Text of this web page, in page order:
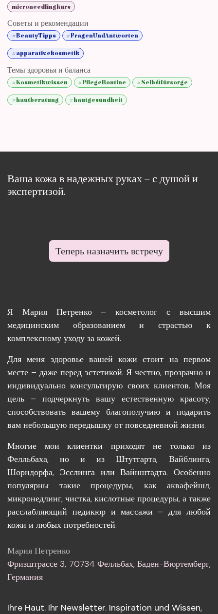
microneedlingkurs
Советы и рекомендации
#BeautyTipps #FragenUndAntworten
#apparativekosmetik
Темы здоровья и баланса
#Kosmetikwissen #PflegeRoutine #Selbstfürsorge
#hautberatung #hautgesundheit
Ваша кожа в надежных руках – с душой и
экспертизой.
Теперь назначить встречу
Я Мария Петренко – косметолог с высшим
медицинским образованием и страстью к
комплексному уходу за кожей.
Для меня здоровье вашей кожи стоит на первом
месте – даже перед эстетикой. Я честно, прозрачно и
индивидуально консультирую своих клиентов. Моя
цель – подчеркнуть вашу естественную красоту,
способствовать вашему благополучию и подарить
вам небольшую передышку от повседневной жизни.
Многие мои клиентки приходят не только из
Фелльбаха, но и из Штутгарта, Вайблинга,
Шорндорфа, Эсслинга или Вайнштадта. Особенно
популярны такие процедуры, как аквафейшл,
микронедлинг, чистка, кислотные процедуры, а также
расслабляющий педикюр и массажи – для любой
кожи и любых потребностей.
Мария Петренко
Фризштрассе 3, 70734 Фелльбах, Баден-Вюртемберг,
Германия
Ihre Haut. Ihr Newsletter. Inspiration und Wissen,